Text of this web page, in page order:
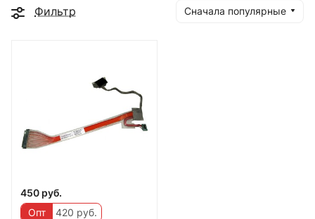
Фильтр Сначала популярные
450 руб.
Опт
420 руб.